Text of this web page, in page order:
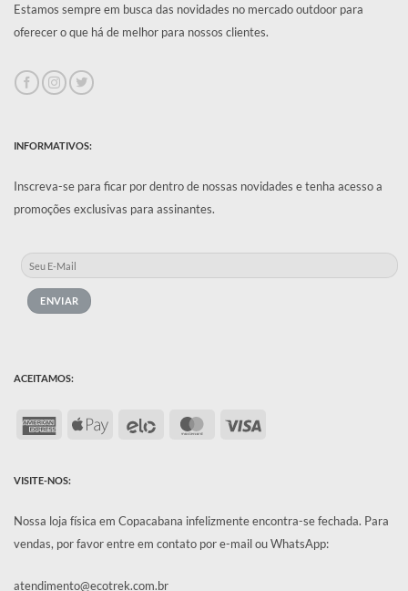
Estamos sempre em busca das novidades no mercado outdoor para
oferecer o que há de melhor para nossos clientes.
VISITE-NOS:
Nossa loja física em Copacabana infelizmente encontra-se fechada. Para
vendas, por favor entre em contato por e-mail ou WhatsApp:
atendimento@ecotrek.com.br
INFORMATIVOS:
Inscreva-se para ficar por dentro de nossas novidades e tenha acesso a
promoções exclusivas para assinantes.
ACEITAMOS:
AmericanApple
MasterCard